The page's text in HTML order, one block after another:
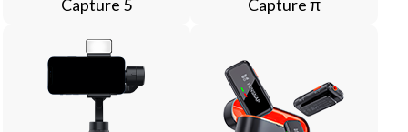
Capture 5 Capture π